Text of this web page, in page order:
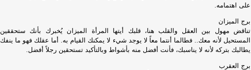
على اهتمامه.
برج الميزان
تناقض مهول بين العقل والقلب هنا، قلبك أيتها المرأة الميزان يُخبرك بأنك ستحققين
المستحيل لأنه معك.. فطالما أنتما معاً لا يوجد شيء لا يمكنك القيام به. أما عقلك فهو ما ينفك
يطالبك بتركه لأنه لا يناسبك، فأنت أفضل منه بأشواط وبالتأكيد تستحقين رجلاً أفضل.
برج العقرب